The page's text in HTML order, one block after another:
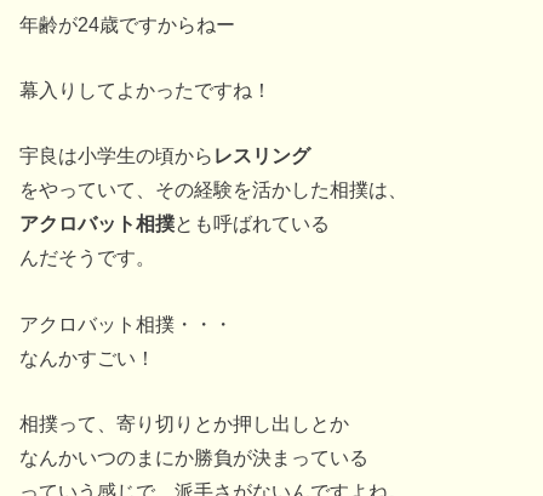
年齢が24歳ですからねー
幕入りしてよかったですね！
宇良は小学生の頃から レスリング
をやっていて、その経験を活かした相撲は、
アクロバット相撲とも呼ばれている
んだそうです。
アクロバット相撲・・・
なんかすごい！
相撲って、寄り切りとか押し出しとか
なんかいつのまにか勝負が決まっている
っていう感じで、派手さがないんですよね。